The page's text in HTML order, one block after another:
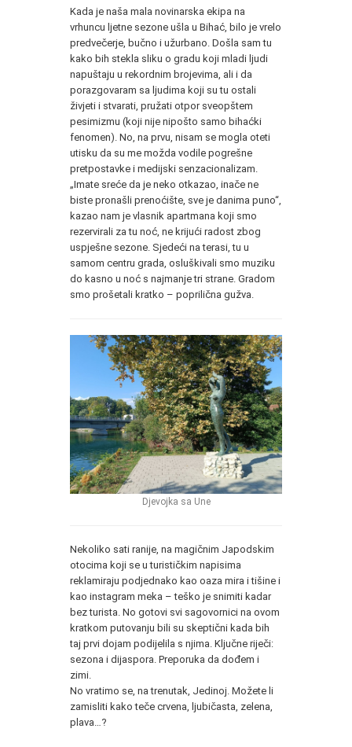
Kada je naša mala novinarska ekipa na
vrhuncu ljetne sezone ušla u Bihać, bilo je vrelo
predvečerje, bučno i užurbano. Došla sam tu
kako bih stekla sliku o gradu koji mladi ljudi
napuštaju u rekordnim brojevima, ali i da
porazgovaram sa ljudima koji su tu ostali
živjeti i stvarati, pružati otpor sveopštem
pesimizmu (koji nije nipošto samo bihaćki
fenomen). No, na prvu, nisam se mogla oteti
utisku da su me možda vodile pogrešne
pretpostavke i medijski senzacionalizam.
„Imate sreće da je neko otkazao, inače ne
biste pronašli prenoćište, sve je danima puno“,
kazao nam je vlasnik apartmana koji smo
rezervirali za tu noć, ne krijući radost zbog
uspješne sezone. Sjedeći na terasi, tu u
samom centru grada, osluškivali smo muziku
do kasno u noć s najmanje tri strane. Gradom
smo prošetali kratko – poprilična gužva.
Djevojka sa Une
Nekoliko sati ranije, na magičnim Japodskim
otocima koji se u turističkim napisima
reklamiraju podjednako kao oaza mira i tišine i
kao instagram meka – teško je snimiti kadar
bez turista. No gotovi svi sagovornici na ovom
kratkom putovanju bili su skeptični kada bih
taj prvi dojam podijelila s njima. Ključne riječi:
sezona i dijaspora. Preporuka da dođem i
zimi.
No vratimo se, na trenutak, Jedinoj. Možete li
zamisliti kako teče crvena, ljubičasta, zelena,
plava…?